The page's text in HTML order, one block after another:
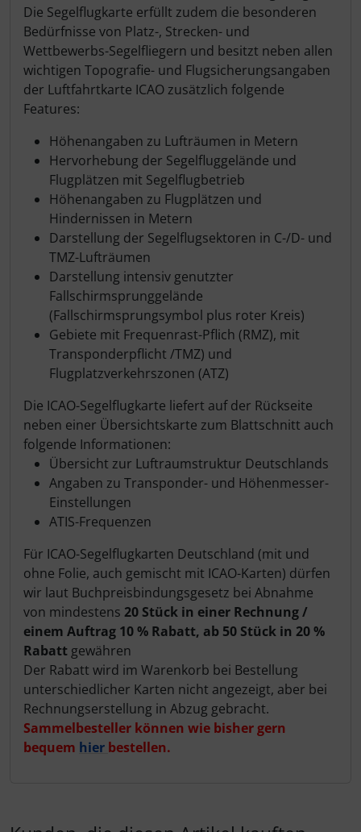
Die Segelflugkarte erfüllt zudem die besonderen
Bedürfnisse von Platz-, Strecken- und
Wettbewerbs-Segelfliegern und besitzt neben allen
wichtigen Topografie- und Flugsicherungsangaben
der Luftfahrtkarte ICAO zusätzlich folgende
Features:
Höhenangaben zu Lufträumen in Metern
Hervorhebung der Segelfluggelände und
Flugplätzen mit Segelflugbetrieb
Höhenangaben zu Flugplätzen und
Hindernissen in Metern
Darstellung der Segelflugsektoren in C-/D- und
TMZ-Lufträumen
Darstellung intensiv genutzter
Fallschirmsprunggelände
(Fallschirmsprungsymbol plus roter Kreis)
Gebiete mit Frequenrast-Pflich (RMZ), mit
Transponderpflicht /TMZ) und
Flugplatzverkehrszonen (ATZ)
Die ICAO-Segelflugkarte liefert auf der Rückseite
neben einer Übersichtskarte zum Blattschnitt auch
folgende Informationen:
Übersicht zur Luftraumstruktur Deutschlands
Angaben zu Transponder- und Höhenmesser-
Einstellungen
ATIS-Frequenzen
Für ICAO-Segelflugkarten Deutschland (mit und
ohne Folie, auch gemischt mit ICAO-Karten) dürfen
wir laut Buchpreisbindungsgesetz bei Abnahme
von mindestens 20 Stück in einer Rechnung /
einem Auftrag 10 % Rabatt, ab 50 Stück in 20 %
Rabatt gewähren
Der Rabatt wird im Warenkorb bei Bestellung
unterschiedlicher Karten nicht angezeigt, aber bei
Rechnungserstellung in Abzug gebracht.
Sammelbesteller können wie bisher gern
bequem hier bestellen.